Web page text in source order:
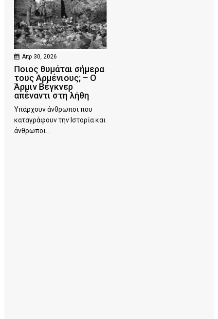
Απρ 30, 2026
Ποιος θυμάται σήμερα
τους Αρμένιους; – Ο
Άρμιν Βέγκνερ
απέναντι στη λήθη
Υπάρχουν άνθρωποι που
καταγράφουν την Ιστορία και
άνθρωποι...